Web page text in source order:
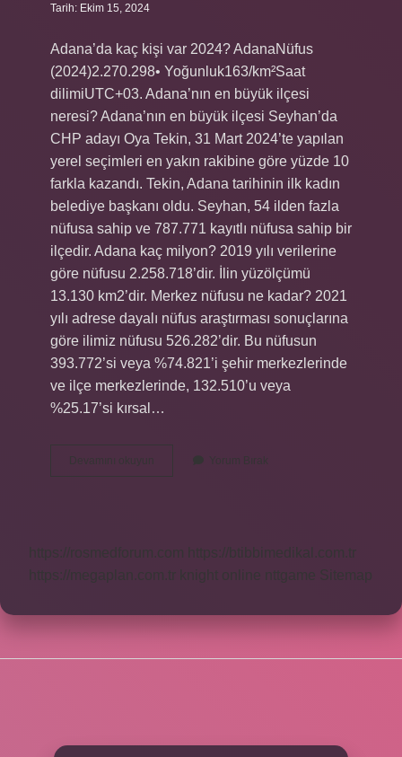
Tarih: Ekim 15, 2024
Adana’da kaç kişi var 2024? AdanaNüfus
(2024)2.270.298• Yoğunluk163/km²Saat
dilimiUTC+03. Adana’nın en büyük ilçesi
neresi? Adana’nın en büyük ilçesi Seyhan’da
CHP adayı Oya Tekin, 31 Mart 2024’te yapılan
yerel seçimleri en yakın rakibine göre yüzde 10
farkla kazandı. Tekin, Adana tarihinin ilk kadın
belediye başkanı oldu. Seyhan, 54 ilden fazla
nüfusa sahip ve 787.771 kayıtlı nüfusa sahip bir
ilçedir. Adana kaç milyon? 2019 yılı verilerine
göre nüfusu 2.258.718’dir. İlin yüzölçümü
13.130 km2’dir. Merkez nüfusu ne kadar? 2021
yılı adrese dayalı nüfus araştırması sonuçlarına
göre ilimiz nüfusu 526.282’dir. Bu nüfusun
393.772’si veya %74.821’i şehir merkezlerinde
ve ilçe merkezlerinde, 132.510’u veya
%25.17’si kırsal…
Devamını okuyun
Merkez
Yorum Bırak
https://rosmedforum.com
https://btibbimedikal.com.tr
https://megaplan.com.tr knight online nttgame Sitemap